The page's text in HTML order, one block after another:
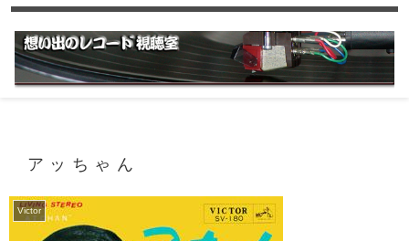
アッちゃん
Victor